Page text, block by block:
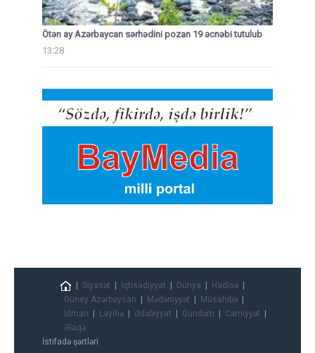
Ötən ay Azərbaycan sərhədini pozan 19 əcnəbi tutulub
13:28
Siyasət İqtisadiyyat Dünya
Hadisə
Güney Azərbaycan
Mədəniyyət
Müsahibə
İdman
Layihə Ədəbiyyat Gündəm
Cəmiyyət
Əlaqə
İstifadə şərtləri